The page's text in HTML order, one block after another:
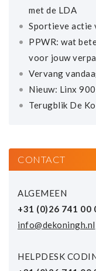
met de LDA
Sportieve actie
PPWR: wat
voor jouw
Vervang
Nieuw: Linx
Terugblik De
CONTACT
ALGEMEEN
+31 (0)26 741 00
info@dekoningh.nl
HELPDESK